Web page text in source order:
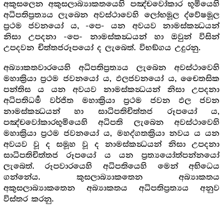
අකුසලෙන අකුසලාබ්‍යාකතයෙහි පඤ්චවෝකාර භූමියෙහි
අධිපතිප්‍රත්‍යය ලැබෙන අවස්ථාවෙහි ලෝභමූල ද්වේෂමූල
ප්‍රථම ජවනයෝ ය, -පෙ- යන අවයව නාමස්කන්‍ධයන්
නිසා උපදනා -පෙ- නාමස්කන්‍ධයන් හා ඔවුන් විසින්
උපදවන චිත්තජරූපයෝ ද ලැබෙත්. විභඞ්ගය උදුරනු.
අබ්‍යාකතවාරයෙහි අධිපතිප්‍රත්‍යය ලැබෙන අවස්ථාවෙහි
මහාක්‍රියා ප්‍රථම ජවනයෝ ය, ඵලජවනයෝ ය, චෛතසික
පන්තිස ය යන අවයව නාමස්කන්‍ධයන් නිසා උපදනා
අධිපතිධර්‍ම වර්ජිත මහාක්‍රියා ප්‍රථම ජවන ඵල ජවන
නාමස්කන්‍ධයන් හා සාධිපතිචිත්තජ රූපයෝ ය,
පඤ්චවෝකාරභූමියෙහි අධිපති ලැබෙන අවස්ථාවෙහි
මහාක්‍රියා ප්‍රථම ජවනයෝ ය, මහද්ගතක්‍රියා නවය ය යන
අවයව වූ ද සමූහ වූ ද නාමස්කන්‍ධයන් නිසා උපදනා
සාධිපතිචිත්තජ රූපයෝ ය යන ප්‍රත්‍යයෝත්පන්නයෝ
ලැබෙත්. රූපවාරයෙහි අධිපතියෙහි මෙන් අභිධෙය
ගන්නේය. කුසලාබ්‍යාකතෙන අබ්‍යාකතය
අකුසලාබ්‍යාකතෙන අබ්‍යාකතය අධිපතිප්‍රත්‍යය අනුව
විස්තර කරනු.